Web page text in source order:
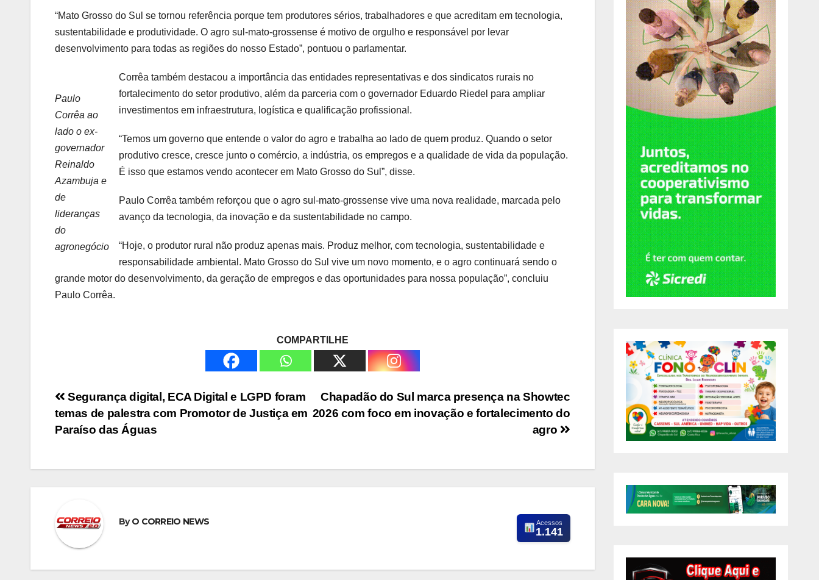
“Mato Grosso do Sul se tornou referência porque tem produtores sérios, trabalhadores e que acreditam em tecnologia,
sustentabilidade e produtividade. O agro sul-mato-grossense é motivo de orgulho e responsável por levar
desenvolvimento para todas as regiões do nosso Estado”, pontuou o parlamentar.
Paulo
Corrêa ao
lado o ex-
governador
Reinaldo
Azambuja e
de
lideranças
do
agronegócio
Corrêa também destacou a importância das entidades representativas e dos sindicatos rurais no
fortalecimento do setor produtivo, além da parceria com o governador Eduardo Riedel para ampliar
investimentos em infraestrutura, logística e qualificação profissional.
“Temos um governo que entende o valor do agro e trabalha ao lado de quem produz. Quando o setor
produtivo cresce, cresce junto o comércio, a indústria, os empregos e a qualidade de vida da população.
É isso que estamos vendo acontecer em Mato Grosso do Sul”, disse.
Paulo Corrêa também reforçou que o agro sul-mato-grossense vive uma nova realidade, marcada pelo
avanço da tecnologia, da inovação e da sustentabilidade no campo.
“Hoje, o produtor rural não produz apenas mais. Produz melhor, com tecnologia, sustentabilidade e
responsabilidade ambiental. Mato Grosso do Sul vive um novo momento, e o agro continuará sendo o
grande motor do desenvolvimento, da geração de empregos e das oportunidades para nossa população”, concluiu
Paulo Corrêa.
COMPARTILHE
Navegação
de
Chapadão do Sul marca presença na Showtec
2026 com foco em inovação e fortalecimento do
agro
Segurança digital, ECA Digital e LGPD foram
temas de palestra com Promotor de Justiça em
Paraíso das Águas
ByO CORREIO NEWS Acessos
1.141